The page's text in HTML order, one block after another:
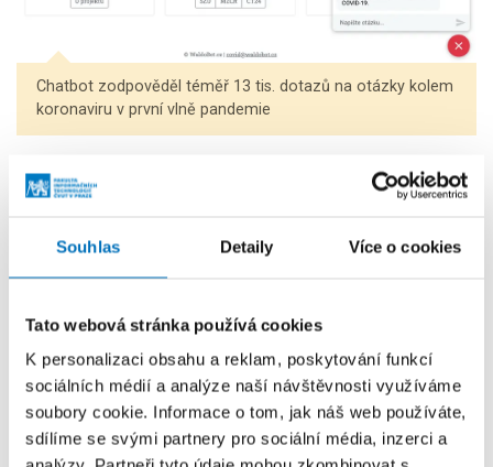
Souhlas Detaily Více o cookies
Tato webová stránka používá cookies
K personalizaci obsahu a reklam, poskytování funkcí
sociálních médií a analýze naší návštěvnosti využíváme
soubory cookie. Informace o tom, jak náš web používáte,
sdílíme se svými partnery pro sociální média, inzerci a
Chatbot zodpověděl téměř 13 tis. dotazů na otázky kolem
koronaviru v první vlně pandemie
Další zprávy z FIT